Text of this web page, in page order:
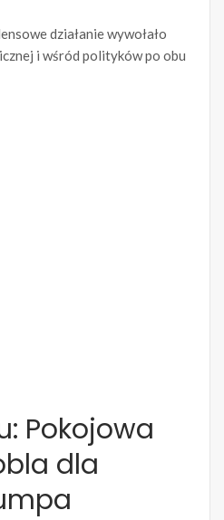
działanie wywołało
i wśród polityków po obu
Pokojowa
dla